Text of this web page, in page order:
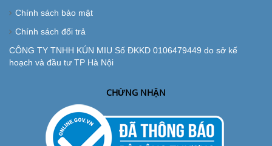
Chính sách bảo mật
Chính sách đổi trả
CÔNG TY TNHH KÚN MIU Số ĐKKD 0106479449 do sở kế
hoạch và đầu tư TP Hà Nội
CHỨNG NHẬN